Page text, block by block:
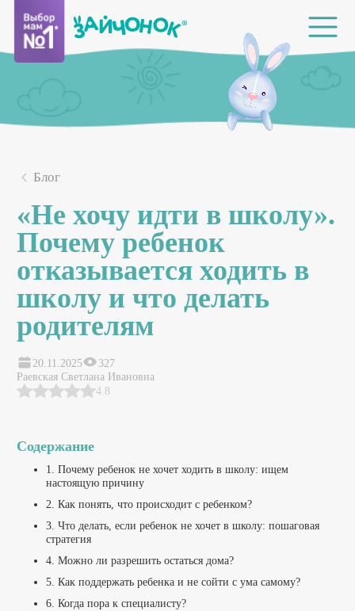
Блог
«Не хочу идти в школу».
Почему ребенок
отказывается ходить в
школу и что делать
родителям
20.11.2025
327
Раевская Светлана Ивановна
4.8
Содержание
1. Почему ребенок не хочет ходить в школу: ищем
настоящую причину
2. Как понять, что происходит с ребенком?
3. Что делать, если ребенок не хочет в школу: пошаговая
стратегия
4. Можно ли разрешить остаться дома?
5. Как поддержать ребенка и не сойти с ума самому?
6. Когда пора к специалисту?